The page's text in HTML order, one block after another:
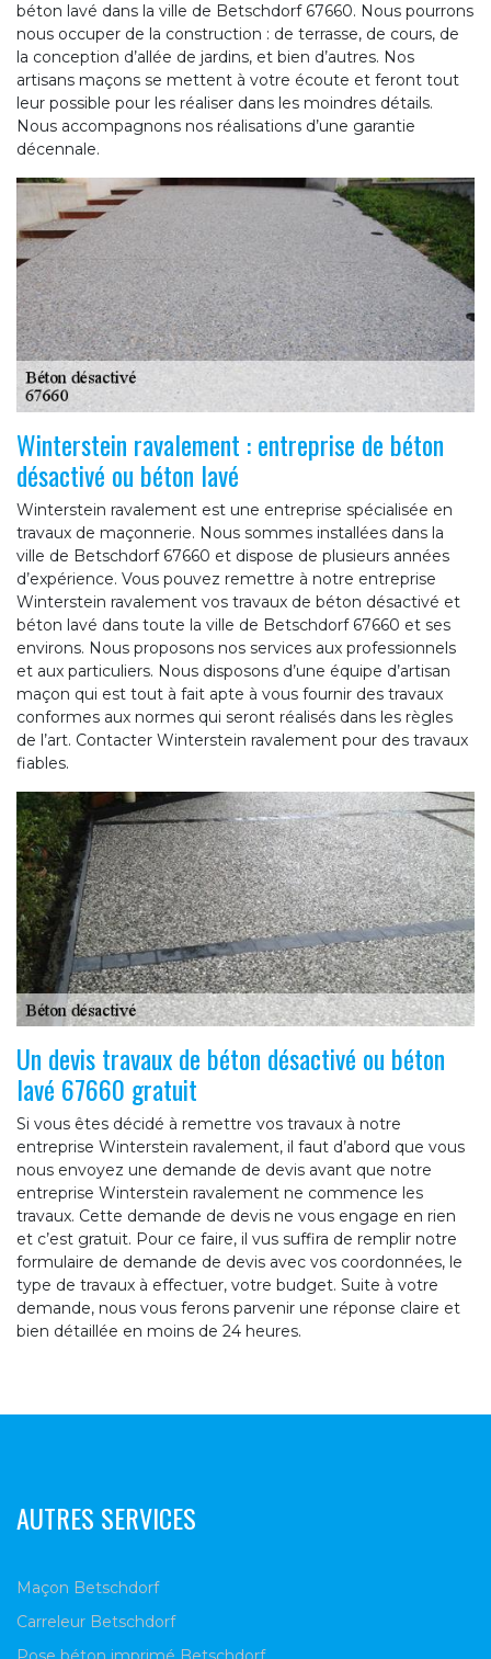
béton lavé dans la ville de Betschdorf 67660. Nous pourrons
nous occuper de la construction : de terrasse, de cours, de
la conception d’allée de jardins, et bien d’autres. Nos
artisans maçons se mettent à votre écoute et feront tout
leur possible pour les réaliser dans les moindres détails.
Nous accompagnons nos réalisations d’une garantie
décennale.
Winterstein ravalement : entreprise de béton
désactivé ou béton lavé
Winterstein ravalement est une entreprise spécialisée en
travaux de maçonnerie. Nous sommes installées dans la
ville de Betschdorf 67660 et dispose de plusieurs années
d’expérience. Vous pouvez remettre à notre entreprise
Winterstein ravalement vos travaux de béton désactivé et
béton lavé dans toute la ville de Betschdorf 67660 et ses
environs. Nous proposons nos services aux professionnels
et aux particuliers. Nous disposons d’une équipe d’artisan
maçon qui est tout à fait apte à vous fournir des travaux
conformes aux normes qui seront réalisés dans les règles
de l’art. Contacter Winterstein ravalement pour des travaux
fiables.
Un devis travaux de béton désactivé ou béton
lavé 67660 gratuit
Si vous êtes décidé à remettre vos travaux à notre
entreprise Winterstein ravalement, il faut d’abord que vous
nous envoyez une demande de devis avant que notre
entreprise Winterstein ravalement ne commence les
travaux. Cette demande de devis ne vous engage en rien
et c’est gratuit. Pour ce faire, il vus suffira de remplir notre
formulaire de demande de devis avec vos coordonnées, le
type de travaux à effectuer, votre budget. Suite à votre
demande, nous vous ferons parvenir une réponse claire et
bien détaillée en moins de 24 heures.
AUTRES SERVICES
Maçon Betschdorf
Carreleur Betschdorf